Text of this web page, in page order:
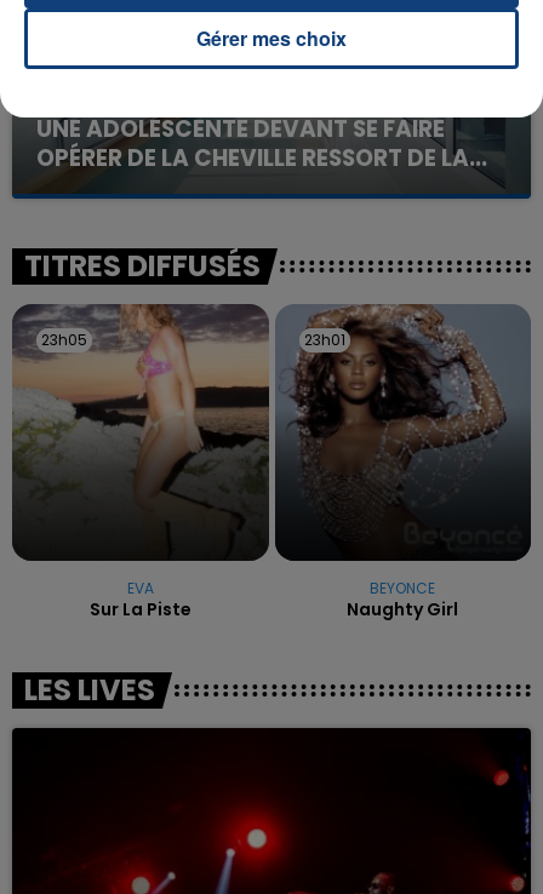
UNE ADOLESCENTE DEVANT SE FAIRE
OPÉRER DE LA CHEVILLE RESSORT DE LA...
La famille a porté plainte contre la clinique qui a
excuses.
TITRES DIFFUSÉS
23h05
23h05
EVA
Sur La Piste
23h01
23h01
BEYONCE
Naughty Girl
LES LIVES
Gérer mes choix